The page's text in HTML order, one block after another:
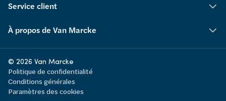
Service client
À propos de Van Marcke
© 2026 Van Marcke
Politique de confidentialité
Conditions générales
Paramètres des cookies